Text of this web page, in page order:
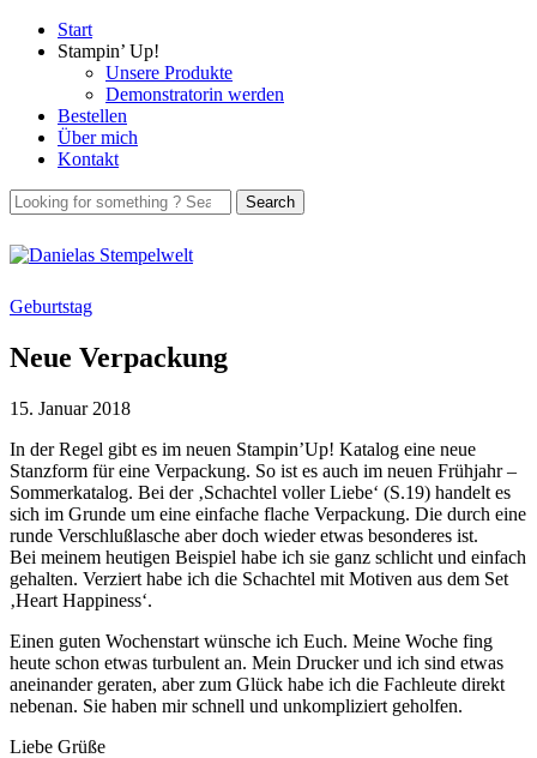
Start
Stampin’ Up!
Unsere Produkte
Demonstratorin werden
Bestellen
Über mich
Kontakt
Geburtstag
Neue Verpackung
15. Januar 2018
In der Regel gibt es im neuen Stampin’Up! Katalog eine neue
Stanzform für eine Verpackung. So ist es auch im neuen Frühjahr –
Sommerkatalog. Bei der ‚Schachtel voller Liebe‘ (S.19) handelt es
sich im Grunde um eine einfache flache Verpackung. Die durch eine
runde Verschlußlasche aber doch wieder etwas besonderes ist.
Bei meinem heutigen Beispiel habe ich sie ganz schlicht und einfach
gehalten. Verziert habe ich die Schachtel mit Motiven aus dem Set
‚Heart Happiness‘.
Einen guten Wochenstart wünsche ich Euch. Meine Woche fing
heute schon etwas turbulent an. Mein Drucker und ich sind etwas
aneinander geraten, aber zum Glück habe ich die Fachleute direkt
nebenan. Sie haben mir schnell und unkompliziert geholfen.
Liebe Grüße